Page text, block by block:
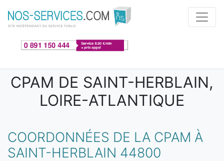
Aller au contenu principal
CPAM DE SAINT-HERBLAIN,
LOIRE-ATLANTIQUE
COORDONNÉES DE LA CPAM À
SAINT-HERBLAIN 44800